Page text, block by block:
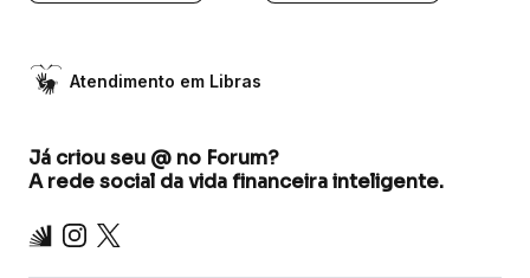
Atendimento em Libras
Já criou seu @ no Forum?
A rede social da vida financeira inteligente.
Inter Instagram
X